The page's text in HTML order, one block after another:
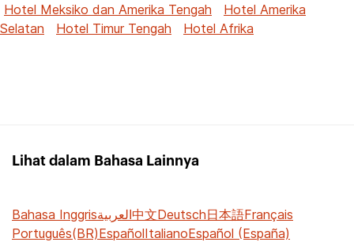
Hotel Meksiko dan Amerika Tengah
Hotel Amerika
Selatan
Hotel Timur Tengah Hotel Afrika
Lihat dalam Bahasa Lainnya
Bahasa Inggrisالعربية中文Deutsch日本語Français
Português(BR)EspañolItalianoEspañol (España)